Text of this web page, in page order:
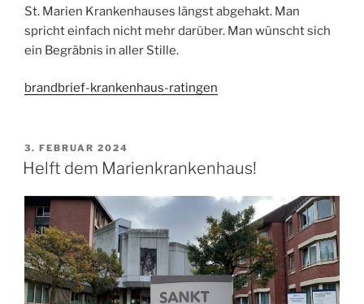
St. Marien Krankenhauses längst abgehakt. Man
spricht einfach nicht mehr darüber. Man wünscht sich
ein Begräbnis in aller Stille.
brandbrief-krankenhaus-ratingen
VERÖFFENTLICHT
AM
3. FEBRUAR 2024
Helft dem Marienkrankenhaus!